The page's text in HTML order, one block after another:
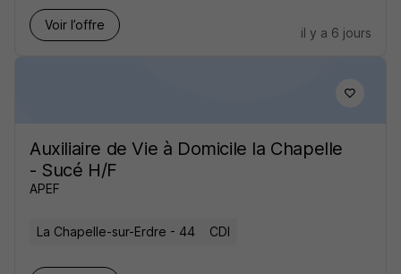
Voir l’offre
il y a 6 jours
Auxiliaire de Vie à Domicile la Chapelle
- Sucé H/F
APEF
La Chapelle-sur-Erdre - 44 CDI